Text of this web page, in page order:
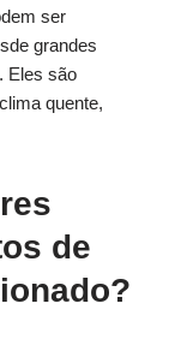
ser
grandes
Eles são
quente,
de